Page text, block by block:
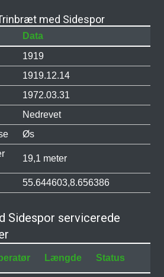
med Sidespor
Data
1919
1919.12.14
1972.03.31
Nedrevet
Øs
19,1 meter
55.644603,8.656386
Sidespor servicerede
Længde Status